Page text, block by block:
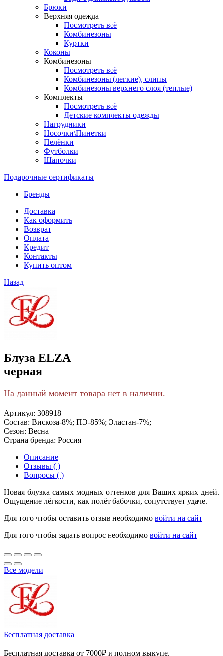
Брюки
Верхняя одежда
Посмотреть всё
Комбинезоны
Куртки
Коконы
Комбинезоны
Посмотреть всё
Комбинезоны (легкие), слипы
Комбинезоны верхнего слоя (теплые)
Комплекты
Посмотреть всё
Детские комплекты одежды
Нагрудники
Носочки\Пинетки
Пелёнки
Футболки
Шапочки
Подарочные сертификаты
Бренды
Доставка
Как оформить
Возврат
Оплата
Кредит
Контакты
Купить оптом
Назад
Блуза ELZA
черная
На данный момент товара нет в наличии.
Артикул: 308918
Состав: Вискоза-8%; ПЭ-85%; Эластан-7%;
Сезон: Весна
Страна бренда: Россия
Описание
Отзывы ( )
Вопросы ( )
Новая блузка самых модных оттенков для Ваших ярких дней.
Ощущение лёгкости, как полёт бабочки, сопутствует удаче.
Для того чтобы оставить отзыв необходимо войти на сайт
Для того чтобы задать вопрос необходимо войти на сайт
Все модели
Бесплатная доставка
Бесплатная доставка от 7000₽ и полном выкупе.